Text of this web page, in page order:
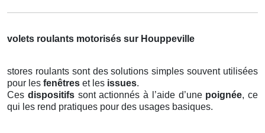
volets roulants motorisés sur Houppeville
stores roulants sont des solutions simples souvent utilisées
pour les fenêtres et les issues.
Ces dispositifssont actionnés à l’aide d’une poignée, ce
qui les rend pratiques pour des usages basiques.